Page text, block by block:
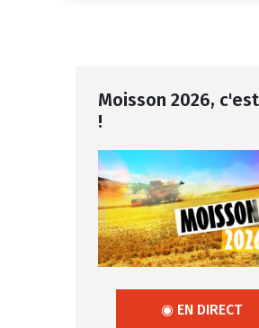
Moisson 2026,
!
◉ EN DIRECT